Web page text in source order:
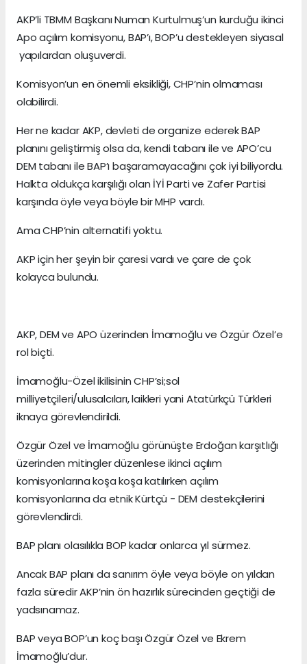
AKP’li TBMM Başkanı Numan Kurtulmuş’un kurduğu ikinci
Apo açılım komisyonu, BAP’ı, BOP’u destekleyen siyasal
yapılardan oluşuverdi.
Komisyon’un en önemli eksikliği, CHP’nin olmaması
olabilirdi.
Her ne kadar AKP, devleti de organize ederek BAP
planını geliştirmiş olsa da, kendi tabanı ile ve APO’cu
DEM tabanı ile BAP’ı başaramayacağını çok iyi biliyordu.
Halkta oldukça karşılığı olan İYİ Parti ve Zafer Partisi
karşında öyle veya böyle bir MHP vardı.
Ama CHP’nin alternatifi yoktu.
AKP için her şeyin bir çaresi vardı ve çare de çok
kolayca bulundu.
AKP, DEM ve APO üzerinden İmamoğlu ve Özgür Özel’e
rol biçti.
İmamoğlu-Özel ikilisinin CHP’si;sol
milliyetçileri/ulusalcıları, laikleri yani Atatürkçü Türkleri
iknaya görevlendirildi.
Özgür Özel ve İmamoğlu görünüşte Erdoğan karşıtlığı
üzerinden mitingler düzenlese ikinci açılım
komisyonlarına koşa koşa katılırken açılım
komisyonlarına da etnik Kürtçü - DEM destekçilerini
görevlendirdi.
BAP planı olasılıkla BOP kadar onlarca yıl sürmez.
Ancak BAP planı da sanırım öyle veya böyle on yıldan
fazla süredir AKP’nin ön hazırlık sürecinden geçtiği de
yadsınamaz.
BAP veya BOP’un koç başı Özgür Özel ve Ekrem
İmamoğlu’dur.